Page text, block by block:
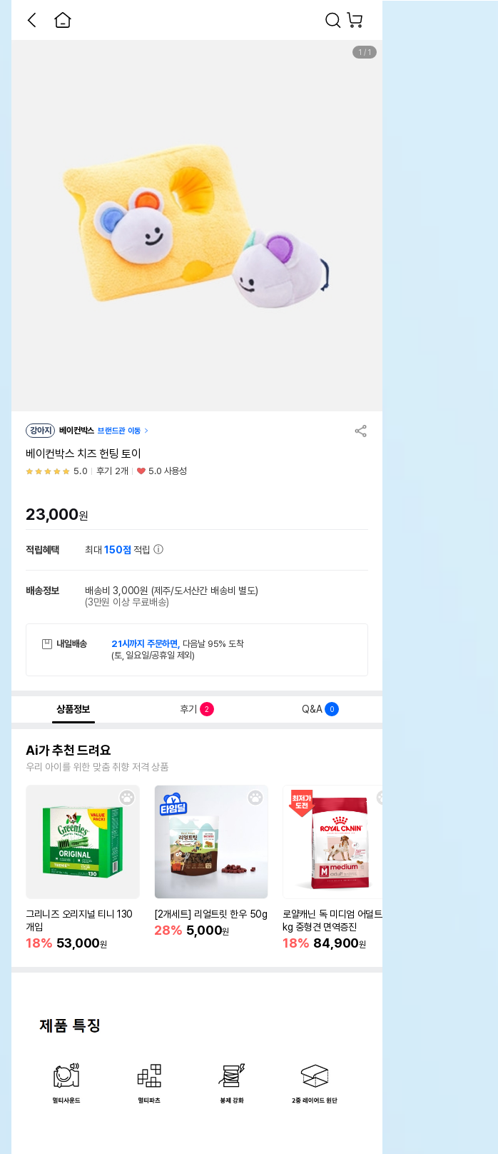
1 / 1
강아지 베이컨박스 브랜드관 이동
베이컨박스 치즈 헌팅 토이
5.0 후기 2개 5.0 사용성
23,000원
적립혜택 최대150점 적립
배송정보 배송비 3,000원 (제주/도서산간 배송비 별도)
(3만원 이상 무료배송)
내일배송 21시까지 주문하면, 다음날 95% 도착
(토, 일요일/공휴일 제외)
상품정보 후기 2 Q&A 0
Ai가 추천 드려요
우리 아이를 위한 맞춤 취향 저격 상품
그리니즈 오리지널 티니 130
개입
18% 53,000원
[2개세트] 리얼트릿 한우 50g
28% 5,000원
로얄캐닌 독 미디엄 어덜트 10
kg 중형견 면역증진
18% 84,900원